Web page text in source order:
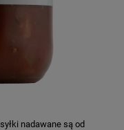
nadawane są od